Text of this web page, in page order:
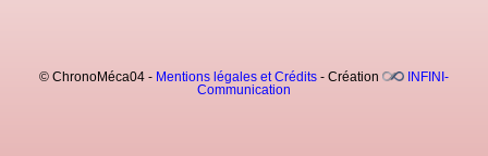
© ChronoMéca04 - Mentions légales et Crédits- Création
INFINI-
Communication